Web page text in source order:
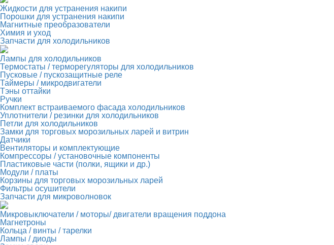
Жидкости для устранения накипи
Порошки для устранения накипи
Магнитные преобразователи
Химия и уход
Запчасти для холодильников
Лампы для холодильников
Термостаты / терморегуляторы для холодильников
Пусковые / пускозащитные реле
Таймеры / микродвигатели
Тэны оттайки
Ручки
Комплект встраиваемого фасада холодильников
Уплотнители / резинки для холодильников
Петли для холодильников
Замки для торговых морозильных ларей и витрин
Датчики
Вентиляторы и комплектующие
Компрессоры / установочные компоненты
Пластиковые части (полки, ящики и др.)
Модули / платы
Корзины для торговых морозильных ларей
Фильтры осушители
Запчасти для микроволновок
Микровыключатели / моторы/ двигатели вращения поддона
Магнетроны
Кольца / винты / тарелки
Лампы / диоды